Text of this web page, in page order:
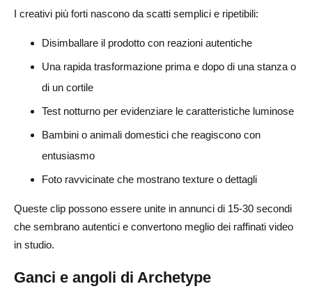
I creativi più forti nascono da scatti semplici e ripetibili:
Disimballare il prodotto con reazioni autentiche
Una rapida trasformazione prima e dopo di una stanza o
di un cortile
Test notturno per evidenziare le caratteristiche luminose
Bambini o animali domestici che reagiscono con
entusiasmo
Foto ravvicinate che mostrano texture o dettagli
Queste clip possono essere unite in annunci di 15-30 secondi
che sembrano autentici e convertono meglio dei raffinati video
in studio.
Ganci e angoli di Archetype